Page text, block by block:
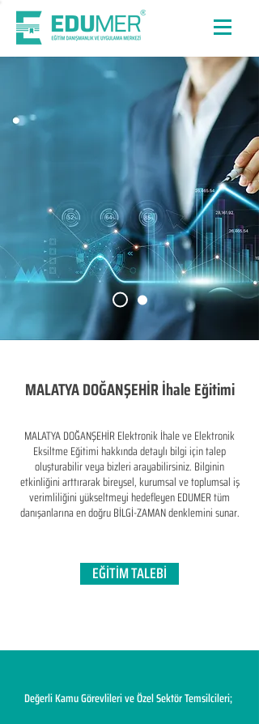
MALATYA DOĞANŞEHİR İhale Eğitimi
MALATYA DOĞANŞEHİR Elektronik İhale ve Elektronik
Eksiltme Eğitimi hakkında detaylı bilgi için talep
oluşturabilir veya bizleri arayabilirsiniz. Bilginin
etkinliğini arttırarak bireysel, kurumsal ve toplumsal iş
verimliliğini yükseltmeyi hedefleyen​ EDUMER tüm
danışanlarına en doğru BİLGİ-ZAMAN denklemini sunar.
EĞİTİM TALEBİ
Değerli Kamu Görevlileri ve Özel Sektör Temsilcileri;